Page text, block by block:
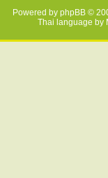
Powered by phpBB ©
Thai language by